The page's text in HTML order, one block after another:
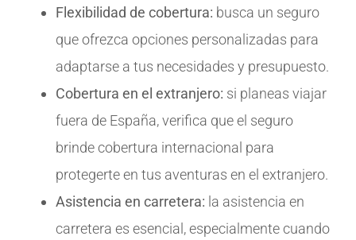
Flexibilidad de cobertura: busca un seguro
que ofrezca opciones personalizadas para
adaptarse a tus necesidades y presupuesto.
Cobertura en el extranjero: si planeas viajar
fuera de España, verifica que el seguro
brinde cobertura internacional para
protegerte en tus aventuras en el extranjero.
Asistencia en carretera: la asistencia en
carretera es esencial, especialmente cuando